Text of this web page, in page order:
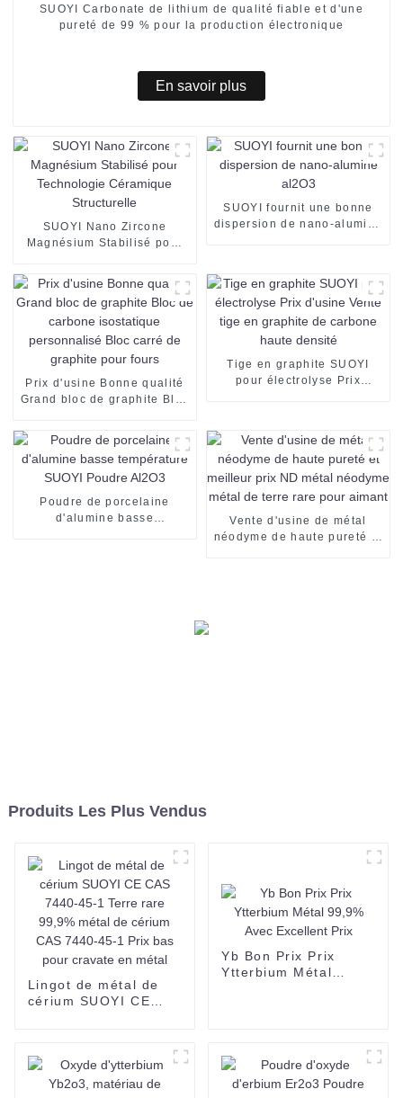
SUOYI Carbonate de lithium de qualité fiable et d'une
pureté de 99 % pour la production électronique
En savoir plus
SUOYI Nano Zircone
Magnésium Stabilisé pour
SUOYI fournit une bonne
dispersion de nano-alumine
Prix ​​d'usine Bonne qualité
Grand bloc de graphite Bloc
personnalisé Bloc carré de
graphite pour fours
Tige en graphite SUOYI
pour électrolyse Prix
Poudre de porcelaine
d'alumine basse
Vente d'usine de métal
néodyme de haute pureté et
Produits Les Plus Vendus
Lingot de métal de
cérium SUOYI CE
cérium CAS 7440-45-
1 Prix bas pour
cravate en métal
Yb Bon Prix Prix
Ytterbium Métal